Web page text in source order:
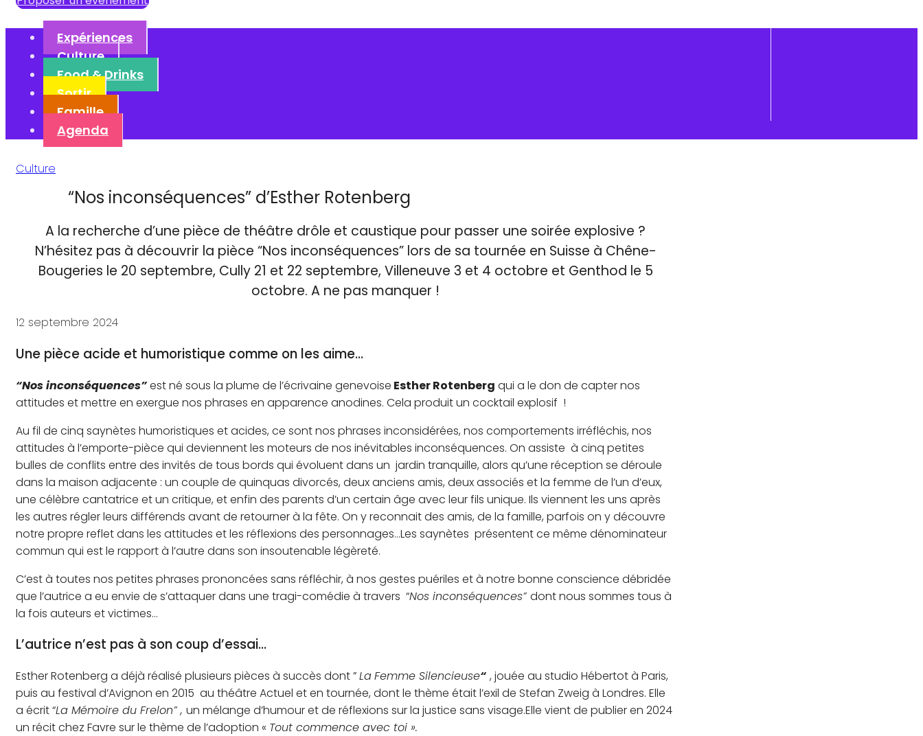
Expériences
Culture
Food & Drinks
Sortir
Famille
Agenda
Culture
“Nos inconséquences” d’Esther Rotenberg
A la recherche d’une pièce de théâtre drôle et caustique pour passer une soirée explosive ?
N’hésitez pas à découvrir la pièce “Nos inconséquences” lors de sa tournée en Suisse à Chêne-
Bougeries le 20 septembre, Cully 21 et 22 septembre, Villeneuve 3 et 4 octobre et Genthod le 5
octobre. A ne pas manquer !
12 septembre 2024
Une pièce acide et humoristique comme on les aime…
“Nos inconséquences”est né sous la plume de l’écrivaine genevoise Esther Rotenberg qui a le don de capter nos
attitudes et mettre en exergue nos phrases en apparence anodines. Cela produit un cocktail explosif !
Au fil de cinq saynètes humoristiques et acides, ce sont nos phrases inconsidérées, nos comportements irréfléchis, nos
attitudes à l’emporte-pièce qui deviennent les moteurs de nos inévitables inconséquences. On assiste à cinq petites
bulles de conflits entre des invités de tous bords qui évoluent dans un jardin tranquille, alors qu’une réception se déroule
dans la maison adjacente : un couple de quinquas divorcés, deux anciens amis, deux associés et la femme de l’un d’eux,
une célèbre cantatrice et un critique, et enfin des parents d’un certain âge avec leur fils unique. Ils viennent les uns après
les autres régler leurs différends avant de retourner à la fête. On y reconnait des amis, de la famille, parfois on y découvre
notre propre reflet dans les attitudes et les réflexions des personnages…Les saynètes présentent ce même dénominateur
commun qui est le rapport à l’autre dans son insoutenable légèreté.
C’est à toutes nos petites phrases prononcées sans réfléchir, à nos gestes puériles et à notre bonne conscience débridée
que l’autrice a eu envie de s’attaquer dans une tragi-comédie à travers “Nos inconséquences”dont nous sommes tous à
la fois auteurs et victimes…
L’autrice n’est pas à son coup d’essai…
Esther Rotenberg a déjà réalisé plusieurs pièces à succès dont ”LaFemme Silencieuse“ , jouée au studio Hébertot à Paris,
puis au festival d’Avignon en 2015 au théâtre Actuel et en tournée, dont le thème était l’exil de Stefan Zweig à Londres. Elle
a écrit “La Mémoire du Frelon” , un mélange d’humour et de réflexions sur la justice sans visage.Elle vient de publier en 2024
un récit chez Favre sur le thème de l’adoption « Tout commence avec toi ».